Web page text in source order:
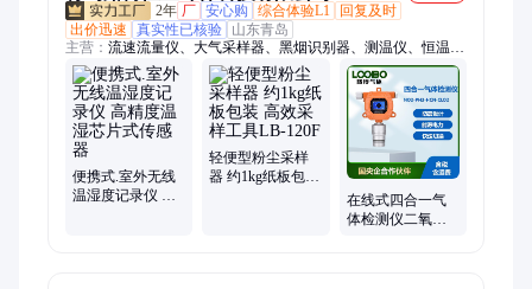
2年 厂 安心购 综合体验L1
回复及时
出价迅速
真实性已核验
山东青岛
主营： 流速流量仪、大气采样器、黑烟识别器、测温仪、恒温恒
湿称重系统、气体、采样器、检测仪、林格曼黑度仪、数采仪、
油气回收检测仪、生物安全柜、天平、土壤、β射线扬尘、风速
仪、测距仪、辐照计、辐射仪、在线自动水质采样器、油烟检测
仪、烟尘烟气分析仪、噪声计、粉尘仪、重金属多参数水质检测
仪
便携式.室外无线
温湿度记录仪 高
轻便型粉尘采样
器 约1kg纸板包装
在线式四合一气
体检测仪二氧化